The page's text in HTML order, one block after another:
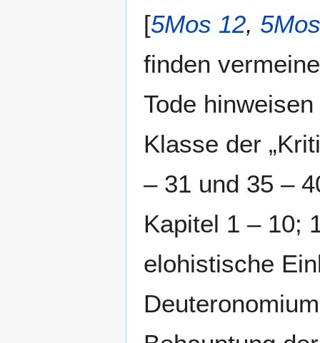
[5Mos 12,
finden
Tode
Klasse der
– 31 und 35 –
Kapitel 1 – 10;
elohistische